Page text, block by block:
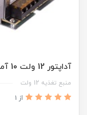
آداپتور 12 ولت 10 آمپر (صنعتی)
منبع تغذیه 12 ولت
از 1